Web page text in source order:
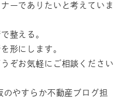
ーでありたいと考えていま
整える。
形にします。
ぞお気軽にご相談ください
やすらか不動産ブログ担